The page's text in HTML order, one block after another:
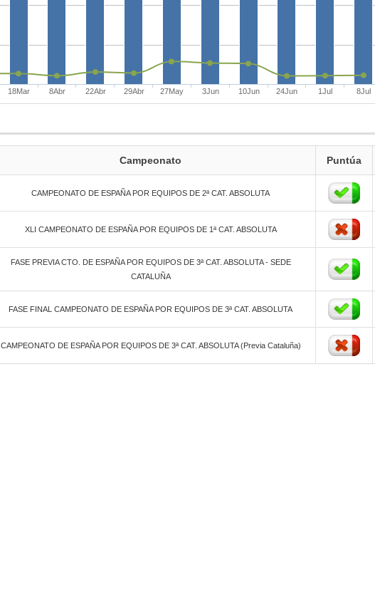
18Mar 8Abr 22Abr 29Abr 27May 3Jun 10Jun 24Jun 1Jul 8Jul
Campeonato Puntúa
CAMPEONATO DE ESPAÑA POR EQUIPOS DE 2ª CAT. ABSOLUTA
XLI CAMPEONATO DE ESPAÑA POR EQUIPOS DE 1ª CAT. ABSOLUTA
FASE PREVIA CTO. DE ESPAÑA POR EQUIPOS DE 3ª CAT. ABSOLUTA - SEDE
CATALUÑA
FASE FINAL CAMPEONATO DE ESPAÑA POR EQUIPOS DE 3ª CAT. ABSOLUTA
CAMPEONATO DE ESPAÑA POR EQUIPOS DE 3ª CAT. ABSOLUTA (Previa Cataluña)